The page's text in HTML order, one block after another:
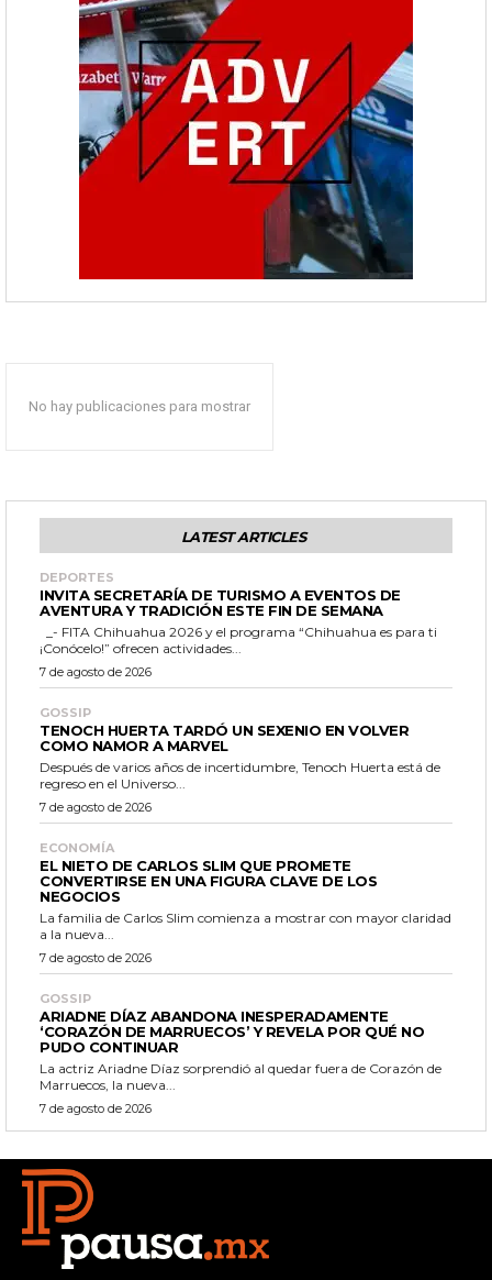
No hay publicaciones para mostrar
LATEST ARTICLES
DEPORTES
INVITA SECRETARÍA DE TURISMO A EVENTOS DE
AVENTURA Y TRADICIÓN ESTE FIN DE SEMANA
¡Conócelo!” ofrecen actividades...
7 de agosto de 2026
GOSSIP
TENOCH HUERTA TARDÓ UN SEXENIO EN VOLVER
COMO NAMOR A MARVEL
Después de varios años de incertidumbre, Tenoch Huerta está de
regreso en el Universo...
7 de agosto de 2026
ECONOMÍA
EL NIETO DE CARLOS SLIM QUE PROMETE
CONVERTIRSE EN UNA FIGURA CLAVE DE LOS
NEGOCIOS
La familia de Carlos Slim comienza a mostrar con mayor claridad
a la nueva...
7 de agosto de 2026
GOSSIP
ARIADNE DÍAZ ABANDONA INESPERADAMENTE
‘CORAZÓN DE MARRUECOS’ Y REVELA POR QUÉ NO
PUDO CONTINUAR
La actriz Ariadne Díaz sorprendió al quedar fuera de Corazón de
Marruecos, la nueva...
7 de agosto de 2026